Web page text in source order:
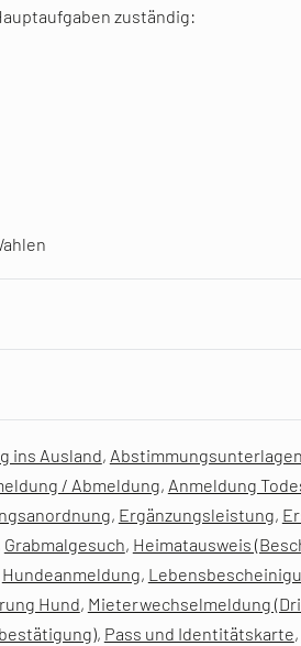
zuständig:
ins Ausland,
/ Abmeldung, Anmeldung
, Ergänzungsleistung,
Grabmalgesuch, Heimatausweis
Hundeanmeldung,
Hund, Mieterwechselmeldung
, Pass und Identitätskarte,